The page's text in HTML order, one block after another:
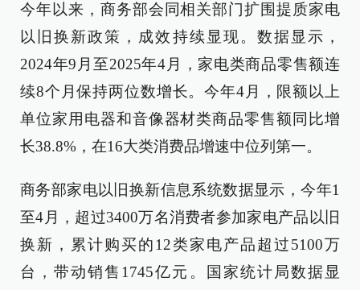
今年以来，商务部会同相关部门扩围提质家电
以旧换新政策，成效持续显现。数据显示，
2024年9月至2025年4月，家电类商品零售额连
续8个月保持两位数增长。今年4月，限额以上
单位家用电器和音像器材类商品零售额同比增
长38.8%，在16大类消费品增速中位列第一。
商务部家电以旧换新信息系统数据显示，今年1
至4月，超过3400万名消费者参加家电产品以旧
换新，累计购买的12类家电产品超过5100万
台，带动销售1745亿元。国家统计局数据显